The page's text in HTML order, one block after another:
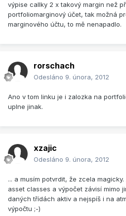
výpise callky 2 x takový margin než
portfoliomarginový účet, tak možná
marginového účtu, to mě nenapadlo.
rorschach
Odesláno 9. února, 2012
Ano v tom linku je i zalozka na
uplne jinak.
xzajic
Odesláno 9. února, 2012
... a musím potvrdit, že zcela
asset classes a výpočet závisí mimo
daných třídách aktiv a nejspíš i na
výpočtu ;-)